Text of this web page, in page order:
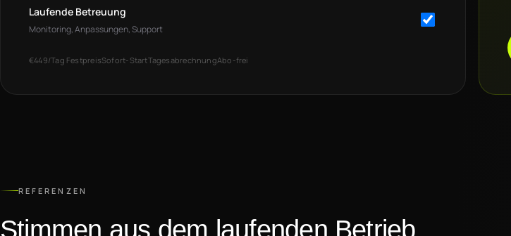
Laufende Betreuung
Monitoring, Anpassungen, Support
€449/Tag FestpreisSofort-StartTagesabrechnungAbo-frei
REFERENZEN
Stimmen aus dem laufenden Betrieb.